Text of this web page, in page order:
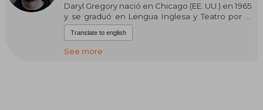
Daryl Gregory nació en Chicago (EE. UU.) en 1965
y se graduó en Lengua Inglesa y Teatro por la
Universidad Estatal de Illinois en 1987. Es escritor
a tiempo completo y ha publicado en las
revistas más destacadas del género. Escribe
Translate to english
See more